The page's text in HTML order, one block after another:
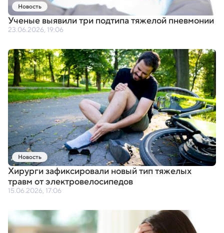
Новость
Ученые выявили три подтипа тяжелой пневмонии
23.06.2026, 19:06
Новость
Хирурги зафиксировали новый тип тяжелых
травм от электровелосипедов
15.06.2026, 17:06